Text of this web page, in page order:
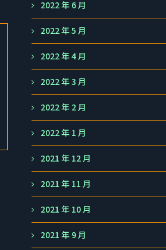
2022 年 6 月
2022 年 5 月
2022 年 4 月
2022 年 3 月
2022 年 2 月
2022 年 1 月
2021 年 12 月
2021 年 11 月
2021 年 10 月
2021 年 9 月